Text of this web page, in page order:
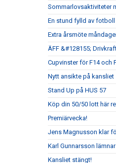
Sommarlovsaktiviteter
En stund fylld av
Extra årsmöte
ÄFF &#128155;
Cupvinster för F14 och
Nytt ansikte på kansliet
Stand Up på HUS 57
Köp din 50/50 lott här
Premiärvecka!
Jens Magnusson klar
Karl Gunnarsson
Kansliet stängt!